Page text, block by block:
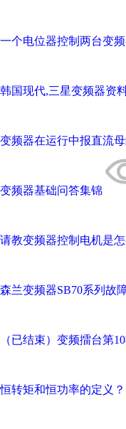
一个电位器控制两台变
韩国现代,三星变频器资
变频器在运行中报直流
变频器基础问答集锦
请教变频器控制电机是
森兰变频器SB70系列故
（已结束）变频擂台第
恒转矩和恒功率的定义？